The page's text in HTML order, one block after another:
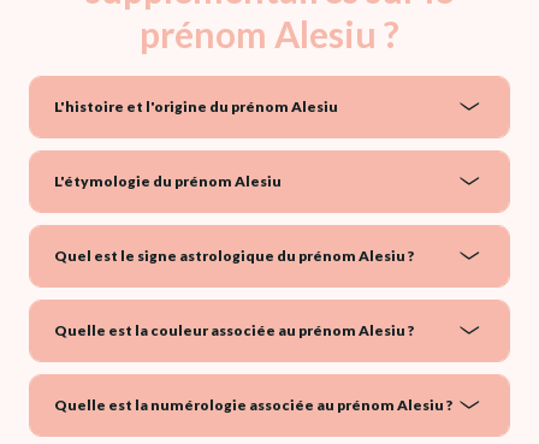
prénom Alesiu ?
L'histoire et l'origine du prénom Alesiu
L'étymologie du prénom Alesiu
Quel est le signe astrologique du prénom Alesiu ?
Quelle est la couleur associée au prénom Alesiu ?
Quelle est la numérologie associée au prénom Alesiu ?